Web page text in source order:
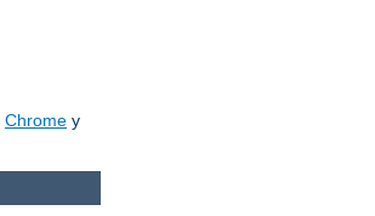
Chrome y